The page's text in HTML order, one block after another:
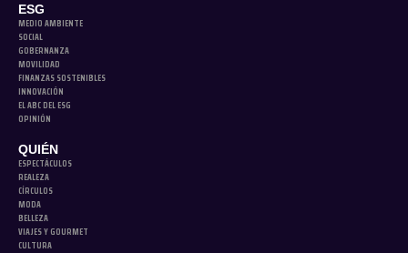
ESG
MEDIO AMBIENTE
SOCIAL
GOBERNANZA
MOVILIDAD
FINANZAS SOSTENIBLES
INNOVACIÓN
EL ABC DEL ESG
OPINIÓN
QUIÉN
ESPECTÁCULOS
REALEZA
CÍRCULOS
MODA
BELLEZA
VIAJES Y GOURMET
CULTURA